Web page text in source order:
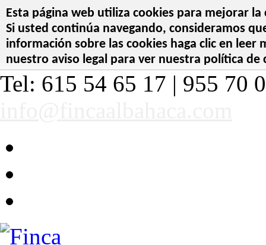
Esta página web utiliza cookies para mejorar
Si usted continúa navegando, consideramos
información sobre las cookies haga clic en leer
nuestro aviso legal para ver nuestra política de
Tel: 615 54 65 17 | 955 70